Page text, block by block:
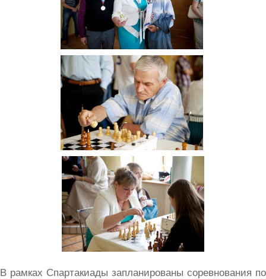
В рамках Спартакиады запланированы соревнования по